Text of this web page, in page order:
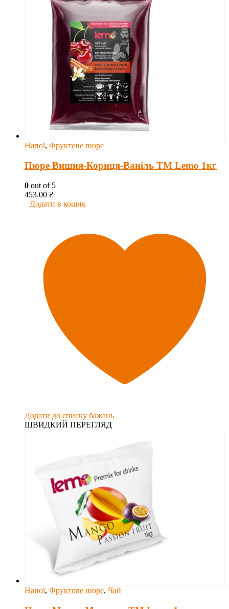
Напої, Фруктове пюре
Пюре Вишня-Кориця-Ваніль ТМ Lemo 1кг
0 out of 5
453.00 ₴
Додати в кошик
Додати до списку бажань
ШВИДКИЙ ПЕРЕГЛЯД
Напої, Фруктове пюре, Чай